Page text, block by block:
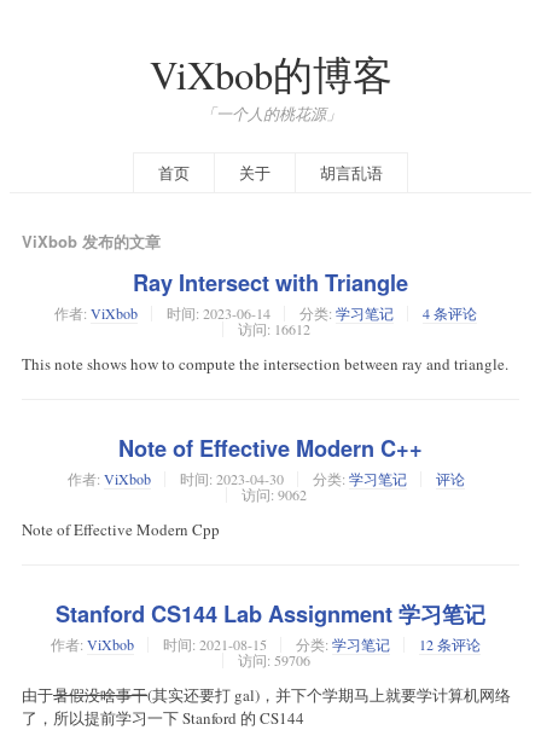
ViXbob的博客
「一个人的桃花源」
首页 关于 胡言乱语
ViXbob 发布的文章
Ray Intersect with Triangle
作者: ViXbob 时间: 2023-06-14 分类: 学习笔记
4 条评论
访问: 16612
This note shows how to compute the intersection between ray and triangle.
Note of Effective Modern C++
作者: ViXbob 时间: 2023-04-30 分类: 学习笔记
评论
访问: 9062
Note of Effective Modern Cpp
Stanford CS144 Lab Assignment 学习笔记
作者: ViXbob 时间: 2021-08-15 分类: 学习笔记
12 条评论
访问: 59706
由于暑假没啥事干(其实还要打 gal)，并下个学期马上就要学计算机网络
了，所以提前学习一下 Stanford 的 CS144